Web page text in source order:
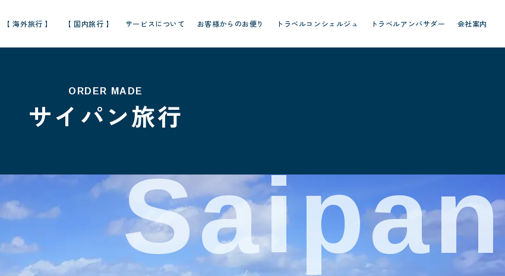
【 海外旅行 】 【 国内旅行 】 サービスについて お客様からのお便り トラベルコンシェルジュ トラベルアンバサダー 会社案内
ORDER MADE
サイパン旅行
Saipan